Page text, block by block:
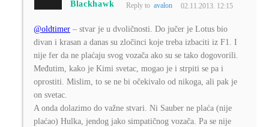
Blackhawk Reply toavalon 02.11.2013. 12:15
@oldtimer– stvar je u dvoličnosti. Do jučer je Lotus bio
divan i krasan a danas su zločinci koje treba izbaciti iz F1. I
nije fer da ne plaćaju svog vozača ako su se tako dogovorili.
Međutim, kako je Kimi svetac, mogao je i strpiti se pa i
oprostiti. Mislim, to se ne bi očekivalo od nikoga, ali pak je
on svetac.
A onda dolazimo do važne stvari. Ni Sauber ne plaća (nije
plaćao) Hulka, jendog jako simpatičnog vozača. Pa se nije